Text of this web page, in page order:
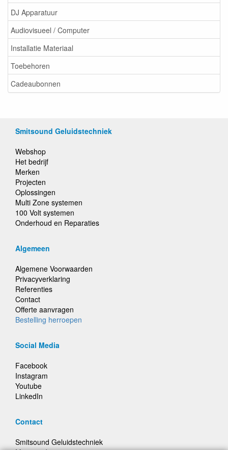
DJ Apparatuur
Audiovisueel / Computer
Installatie Materiaal
Toebehoren
Cadeaubonnen
Smitsound Geluidstechniek
Webshop
Het bedrijf
Merken
Projecten
Oplossingen
Multi Zone systemen
100 Volt systemen
Onderhoud en Reparaties
Algemeen
Algemene Voorwaarden
Privacyverklaring
Referenties
Contact
Offerte aanvragen
Bestelling herroepen
Social Media
Facebook
Instagram
Youtube
LinkedIn
Contact
Smitsound Geluidstechniek